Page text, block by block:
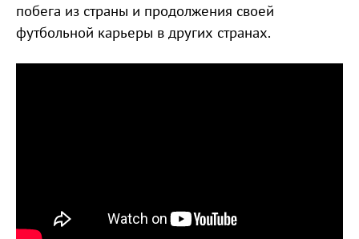
побега из страны и продолжения своей
футбольной карьеры в других странах.